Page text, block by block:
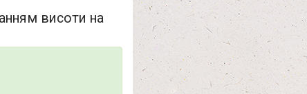
висоти на